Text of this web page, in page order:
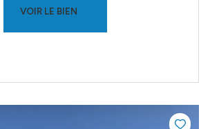
VOIR LE BIEN